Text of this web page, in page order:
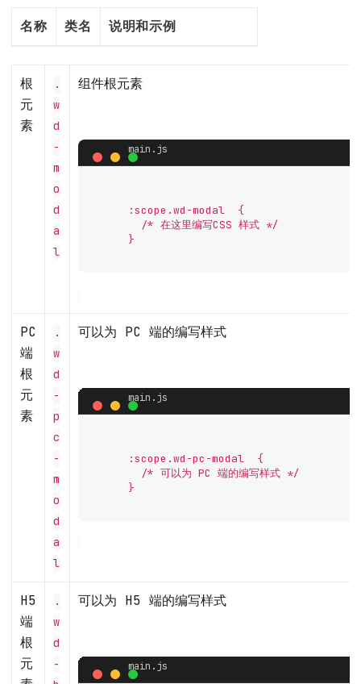
名称 类名 说明和示例
根
元
素
.
w
d
-
m
o
d
a
l
组件根元素
      :scope.wd-modal  {
        /* 在这里编写CSS 样式 */
      }
PC
端
根
元
素
.
w
d
-
p
c
-
m
o
d
a
l
可以为 PC 端的编写样式
      :scope.wd-pc-modal  {
        /* 可以为 PC 端的编写样式 */
      }
H5
端
根
元
.
w
d
-
可以为 H5 端的编写样式